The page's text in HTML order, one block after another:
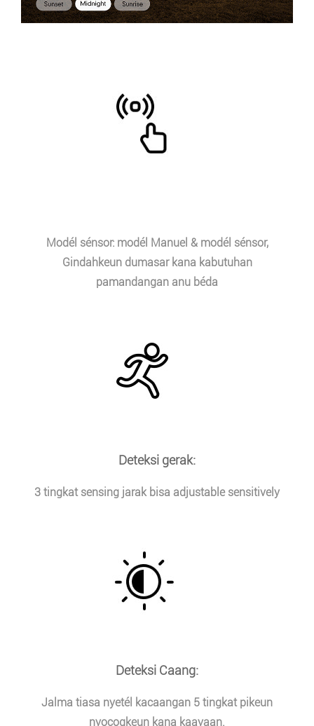
Modél sénsor: modél Manuel & modél sénsor,
Gindahkeun dumasar kana kabutuhan
pamandangan anu béda
Deteksi gerak:
3 tingkat sensing jarak bisa adjustable sensitively
Deteksi Caang:
Jalma tiasa nyetél kacaangan 5 tingkat pikeun
nyocogkeun kana kaayaan.